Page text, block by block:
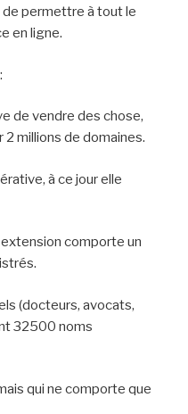
permettre à tout le
en ligne.
de vendre des chose,
millions de domaines.
à ce jour elle
comporte un
(docteurs, avocats,
32500 noms
qui ne comporte que